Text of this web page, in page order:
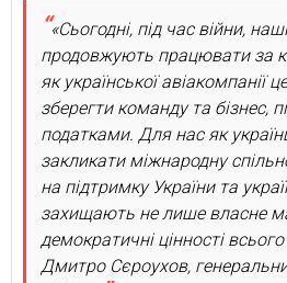
«Сьогодні, під час війни,
продовжують працювати за
як української авіакомпанії
зберегти команду та бізнес,
податками. Для нас як
закликати міжнародну
на підтримку України та
захищають не лише власне
демократичні цінності
Дмитро Сєроухов,